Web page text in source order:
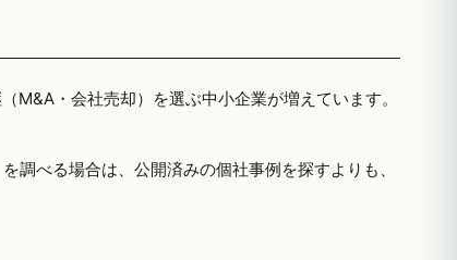
・会社売却）を選ぶ中小企業が増えています。
を調べる場合は、公開済みの個社事例を探すよりも、